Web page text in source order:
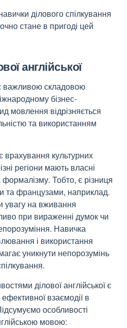
ділового спілкування
стане в пригоді цей
англійської
важливою складовою
бізнес-
мовлення відрізняється
та використанням
врахування культурних
регіони мають власні
Тобто, є різниця
та французами, наприклад.
увагу на вживання
при вираженні думок чи
Навичка
і використання
уникнути непорозумінь
ділової англійської є
взаємодії в
особливості
мовою: